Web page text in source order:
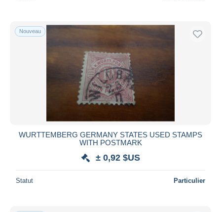
Nouveau
WURTTEMBERG GERMANY STATES USED STAMPS
WITH POSTMARK
± 0,92 $US
Statut Particulier